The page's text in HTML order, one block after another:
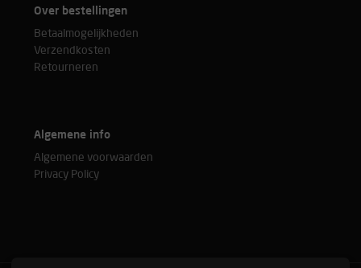
Over bestellingen
Betaalmogelijkheden
Verzendkosten
Retourneren
Algemene info
Algemene voorwaarden
Privacy Policy